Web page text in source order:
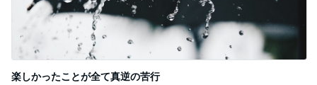
楽しかったことが全て真逆の苦行